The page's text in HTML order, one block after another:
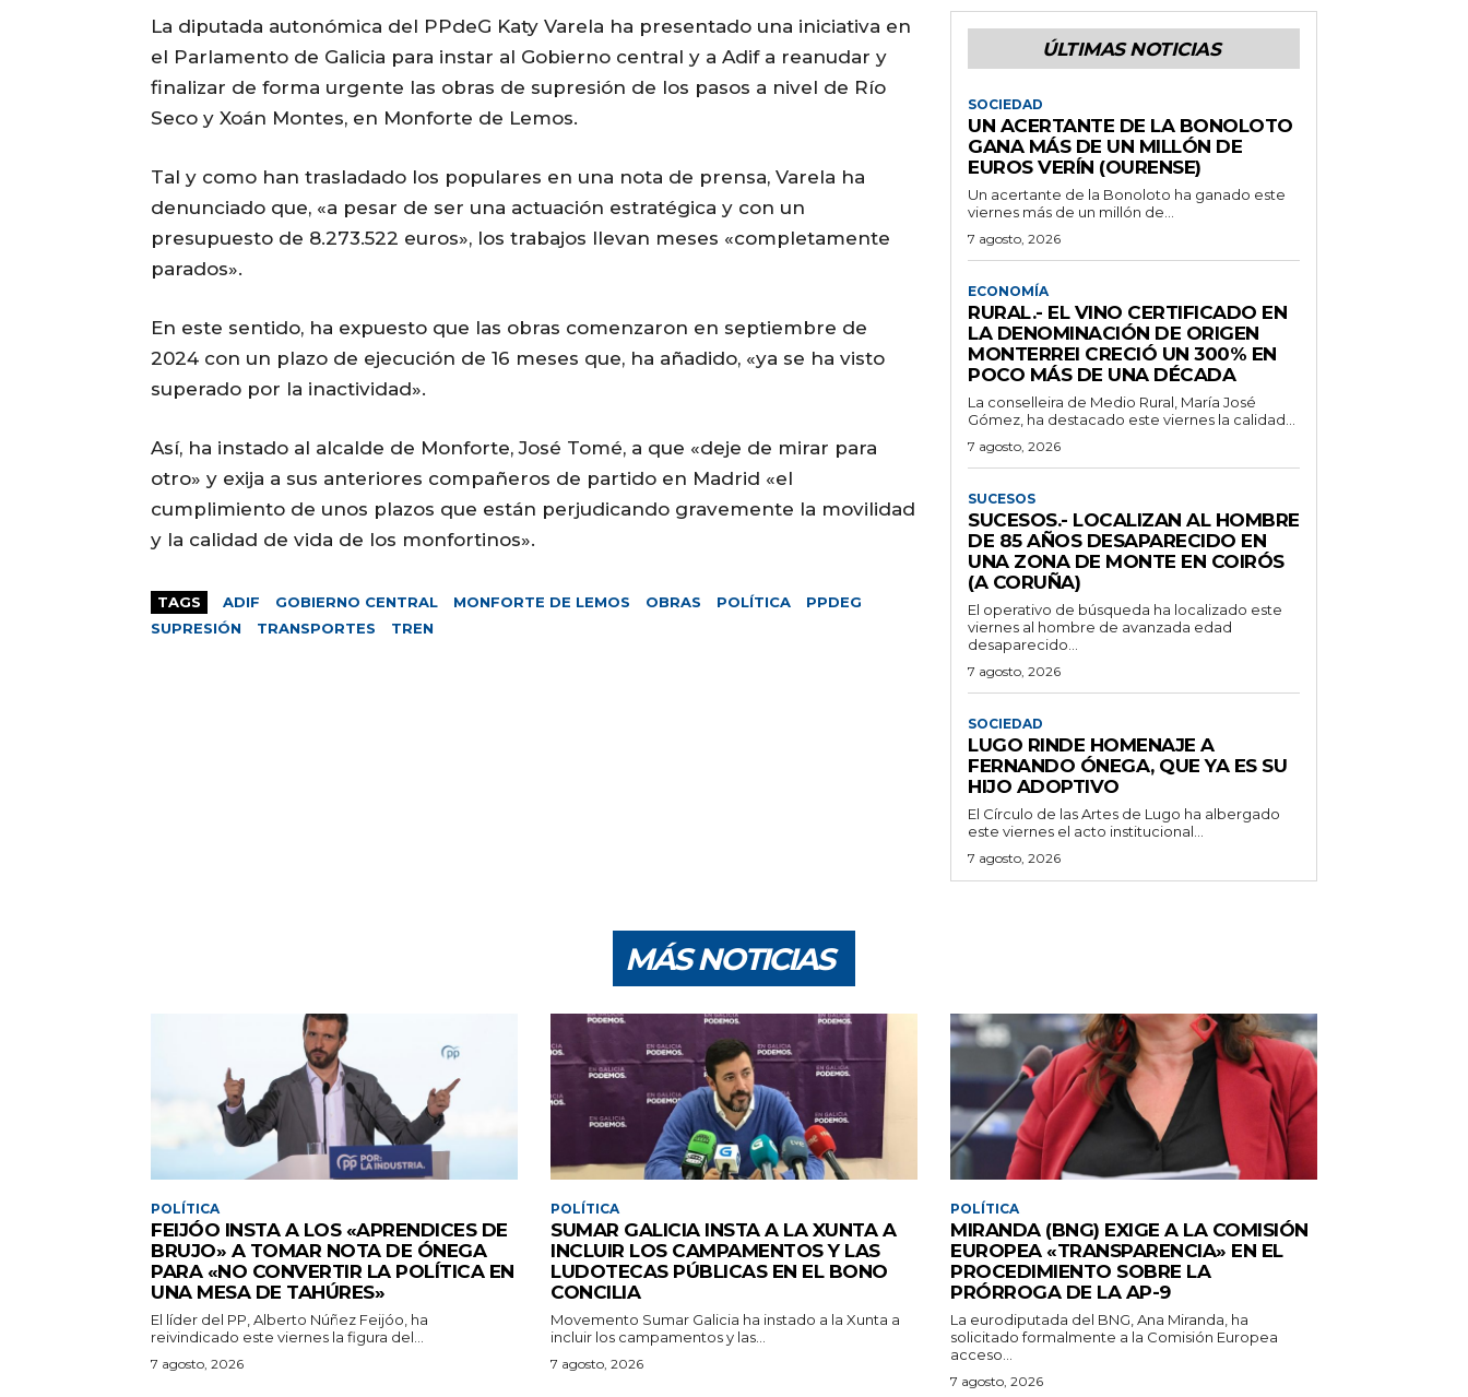
La diputada autonómica del PPdeG Katy Varela ha presentado una iniciativa en
el Parlamento de Galicia para instar al Gobierno central y a Adif a reanudar y
finalizar de forma urgente las obras de supresión de los pasos a nivel de Río
Seco y Xoán Montes, en Monforte de Lemos.
Tal y como han trasladado los populares en una nota de prensa, Varela ha
denunciado que, «a pesar de ser una actuación estratégica y con un
presupuesto de 8.273.522 euros», los trabajos llevan meses «completamente
parados».
En este sentido, ha expuesto que las obras comenzaron en septiembre de
2024 con un plazo de ejecución de 16 meses que, ha añadido, «ya se ha visto
superado por la inactividad».
Así, ha instado al alcalde de Monforte, José Tomé, a que «deje de mirar para
otro» y exija a sus anteriores compañeros de partido en Madrid «el
cumplimiento de unos plazos que están perjudicando gravemente la movilidad
y la calidad de vida de los monfortinos».
TAGS ADIF GOBIERNO CENTRAL MONFORTE DE LEMOS OBRAS POLÍTICA
PPDEG
SUPRESIÓN
TRANSPORTES TREN
ÚLTIMAS NOTICIAS
SOCIEDAD
UN ACERTANTE DE LA BONOLOTO
GANA MÁS DE UN MILLÓN DE
EUROS VERÍN (OURENSE)
Un acertante de la Bonoloto ha ganado este
viernes más de un millón de...
7 agosto, 2026
ECONOMÍA
RURAL.- EL VINO CERTIFICADO EN
LA DENOMINACIÓN DE ORIGEN
MONTERREI CRECIÓ UN 300% EN
POCO MÁS DE UNA DÉCADA
La conselleira de Medio Rural, María José
Gómez, ha destacado este viernes la calidad...
7 agosto, 2026
SUCESOS
SUCESOS.- LOCALIZAN AL HOMBRE
DE 85 AÑOS DESAPARECIDO EN
UNA ZONA DE MONTE EN COIRÓS
(A CORUÑA)
El operativo de búsqueda ha localizado este
viernes al hombre de avanzada edad
desaparecido...
7 agosto, 2026
SOCIEDAD
LUGO RINDE HOMENAJE A
FERNANDO ÓNEGA, QUE YA ES SU
HIJO ADOPTIVO
El Círculo de las Artes de Lugo ha albergado
este viernes el acto institucional...
7 agosto, 2026
MÁS NOTICIAS
POLÍTICA
FEIJÓO INSTA A LOS «APRENDICES DE
BRUJO» A TOMAR NOTA DE ÓNEGA
PARA «NO CONVERTIR LA POLÍTICA EN
UNA MESA DE TAHÚRES»
El líder del PP, Alberto Núñez Feijóo, ha
reivindicado este viernes la figura del...
7 agosto, 2026
POLÍTICA
SUMAR GALICIA INSTA A LA XUNTA A
INCLUIR LOS CAMPAMENTOS Y LAS
LUDOTECAS PÚBLICAS EN EL BONO
CONCILIA
Movemento Sumar Galicia ha instado a la Xunta a
incluir los campamentos y las...
7 agosto, 2026
POLÍTICA
MIRANDA (BNG) EXIGE A LA COMISIÓN
EUROPEA «TRANSPARENCIA» EN EL
PROCEDIMIENTO SOBRE LA
PRÓRROGA DE LA AP-9
La eurodiputada del BNG, Ana Miranda, ha
solicitado formalmente a la Comisión Europea
acceso...
7 agosto, 2026